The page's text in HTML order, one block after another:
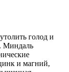
голод и
Миндаль
и магний,